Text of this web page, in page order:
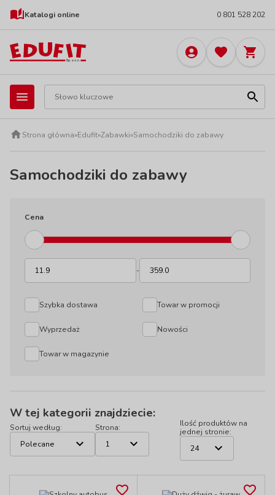
Katalogi online 0 801 528 202
Strona główna»Edufit»Zabawki»Samochodziki do zabawy
Samochodziki do zabawy
Cena
-
Szybka dostawa Towar w promocji
Wyprzedaż Nowości
Towar w magazynie
W tej kategorii znajdziecie:
Sortuj według: Strona:
Ilość produktów na
jednej stronie: